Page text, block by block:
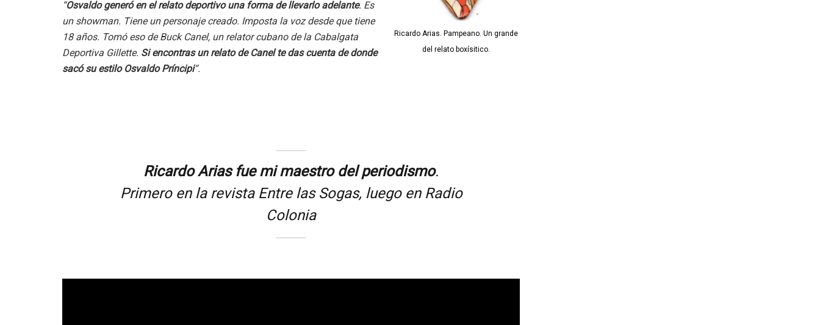
Ricardo Arias. Pampeano. Un grande
del relato boxísitico.
“Osvaldo generó en el relato deportivo una forma de llevarlo adelante. Es
un showman. Tiene un personaje creado. Imposta la voz desde que tiene
18 años. Tomó eso de Buck Canel, un relator cubano de la Cabalgata
Deportiva Gillette. Si encontras un relato de Canel te das cuenta de donde
sacó su estilo Osvaldo Príncipi“.
Ricardo Arias fue mi maestro del periodismo.
Primero en la revista Entre las Sogas, luego en Radio
Colonia